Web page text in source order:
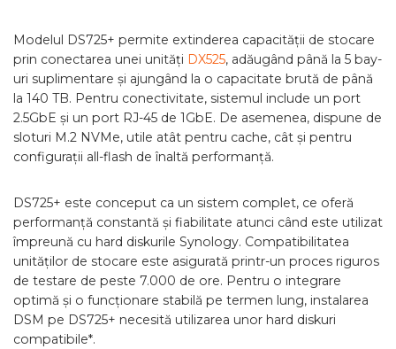
Modelul DS725+ permite extinderea capacității de stocare
prin conectarea unei unități DX525, adăugând până la 5 bay-
uri suplimentare și ajungând la o capacitate brută de până
la 140 TB. Pentru conectivitate, sistemul include un port
2.5GbE și un port RJ-45 de 1GbE. De asemenea, dispune de
sloturi M.2 NVMe, utile atât pentru cache, cât și pentru
configurații all-flash de înaltă performanță.
DS725+ este conceput ca un sistem complet, ce oferă
performanță constantă și fiabilitate atunci când este utilizat
împreună cu hard diskurile Synology. Compatibilitatea
unităților de stocare este asigurată printr-un proces riguros
de testare de peste 7.000 de ore. Pentru o integrare
optimă și o funcționare stabilă pe termen lung, instalarea
DSM pe DS725+ necesită utilizarea unor hard diskuri
compatibile*.